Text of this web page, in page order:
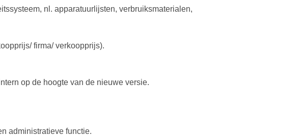
nl. apparatuurlijsten, verbruiksmaterialen,
firma/ verkoopprijs).
op de hoogte van de nieuwe versie.
administratieve functie.